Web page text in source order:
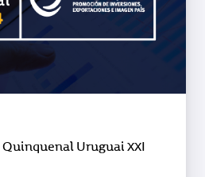
Uruguai XXI